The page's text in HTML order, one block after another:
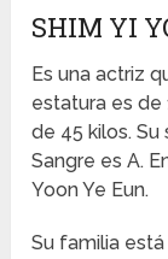
SHIM YI
Es una actriz
estatura es
de 45 kilos.
Sangre es A.
Yoon Ye Eun.
Su familia